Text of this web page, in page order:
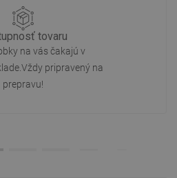
tovaru
na vás čakajú v
pripravený na
prepravu!